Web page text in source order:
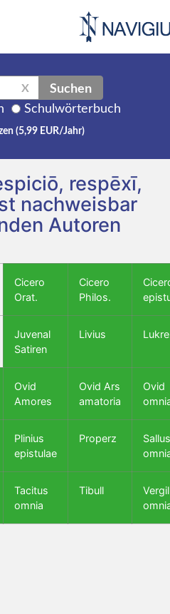
X Suchen
Schulwörterbuch
(5,99 EUR/Jahr)
respēxī,
nachweisbar
Autoren
Cicero
Orat.
Cicero
Philos.
Juvenal
Satiren
Livius
Ovid
Amores
Ovid Ars
amatoria
Ovid
Plinius
epistulae
Properz
Tacitus
omnia
Tibull
Vergil